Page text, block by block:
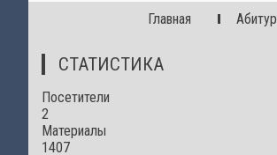
Главная
СТАТИСТИКА
Посетители
2
Материалы
1407